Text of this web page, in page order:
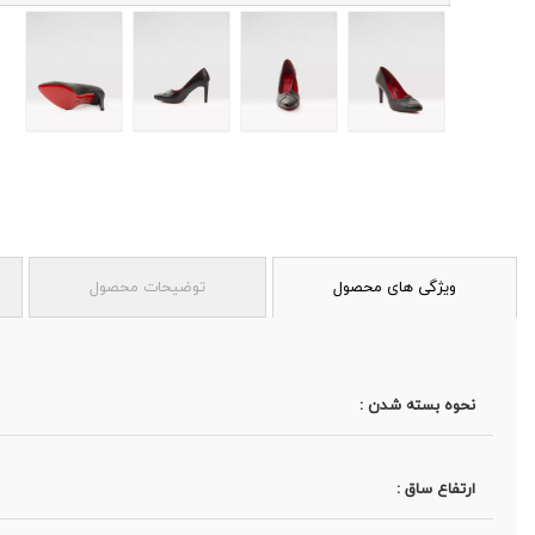
ویژگی های محصول توضیحات محصول
نحوه بسته شدن :
ارتفاع ساق :